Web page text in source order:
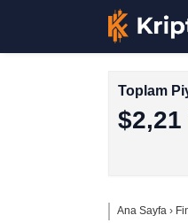
Toplam
Ana Sayfa ›